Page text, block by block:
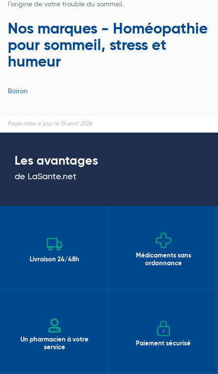
l’origine de votre trouble du sommeil.
Nos marques - Homéopathie
pour sommeil, stress et
humeur
Boiron
Page mise à jour le 15 avril 2026
Les avantages
de LaSante.net
Livraison 24/48h
Médicaments sans
ordonnance
Un pharmacien à votre
service
Paiement sécurisé